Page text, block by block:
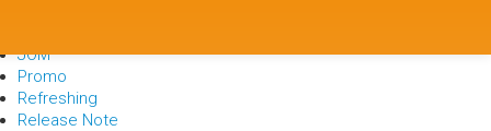
JOM
Promo
Refreshing
Release Note